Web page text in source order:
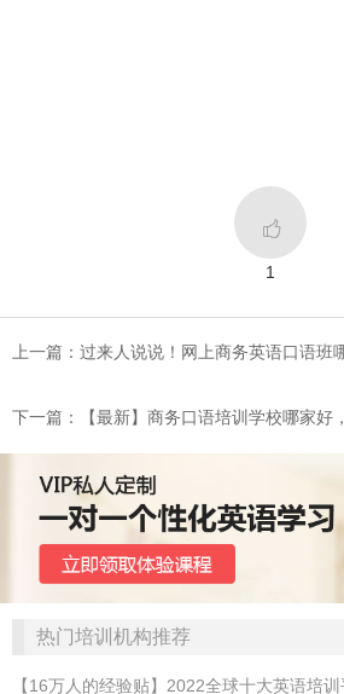

1
上一篇：过来人说说！网上商务英语口语班
下一篇：【最新】商务口语培训学校哪家好
热门培训机构推荐